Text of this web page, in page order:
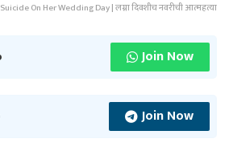
On Her Wedding Day | लग्ना दिवशीच नवरीची आत्महत्या
Join Now
Join Now